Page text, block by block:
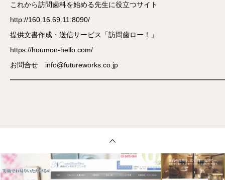
これから訪問歯科を始める先生に役立つサイト
http://160.16.69.11:8090/
提供文書作成・送信サービス「訪問歯ロー！」
https://houmon-hello.com/
お問合せ info@futureworks.co.jp